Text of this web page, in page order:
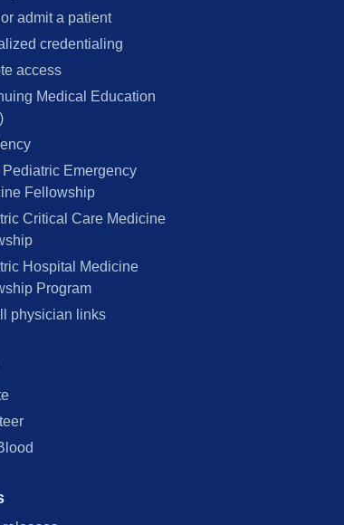
admit a patient
credentialing
access
Medical Education
Emergency
Fellowship
Critical Care Medicine
Hospital Medicine
Program
physician links